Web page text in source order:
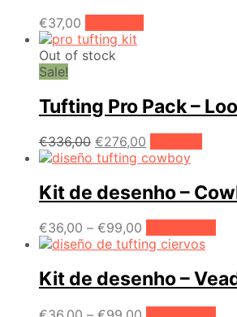
€37,00
Out of stock
Sale!
Tufting Pro Pack –
€336,00 O
preço
era:
€336,00.
€276,00
preço
é:
€276,00.
Kit de desenho –
€36,00 – €99,00
range:
through
€99,00
The
Kit de desenho –